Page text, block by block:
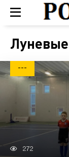
Луневые
---
272